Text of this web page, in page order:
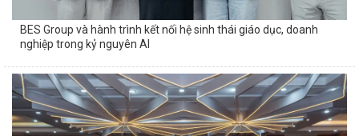
BES Group và hành trình kết nối hệ sinh thái giáo dục, doanh
nghiệp trong kỷ nguyên AI